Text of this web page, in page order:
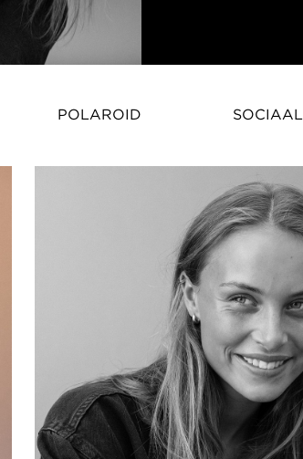
POLAROID SOCIAAL